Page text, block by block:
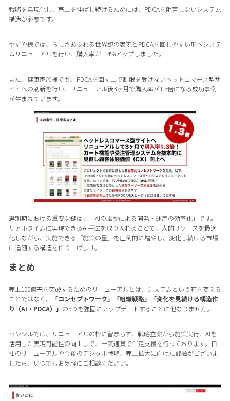
戦略を具現化し、売上を伸ばし続けるためには、PDCAを阻害しないシステム
構造が必要です。
やずや様では、らしさあふれる世界観の表現とPDCAを回しやすい形へシステ
ムリニューアルを行い、購入率が114%アップしました。
また、健康家族様でも、PDCAを回す上で制限を受けないヘッドコマース型サ
イトへの刷新を行い、リニューアル後3ヶ月で購入率が1.3倍になる成功事例
が生まれています。
選別期における重要な鍵は、「AIの駆動による開発・運用の効率化」です。
リアルタイムに実現できるAI手法を取り入れることで、人的リソースを最適
化しながら、実施できる「施策の量」を圧倒的に増やし、変化し続ける市場
に追随する構造を作り上げます。
まとめ
売上100億円を突破するためのリニューアルとは、システムという箱を変える
ことではなく、
「コンセプトワーク」 「組織戦略」
「変化を見続ける構造作
り（AI・PDCA）」 の3つを強固にアップデートすることに他なりません。
ペンシルでは、リニューアルの枠に留まらず、戦略立案から施策実行、AIを
活用した実現可能性の向上まで、一気通貫で伴走支援を行っております。自
社のリニューアルや今後のデジタル戦略、売上拡大に向けた課題がございま
したら、いつでもお気軽にご相談ください。